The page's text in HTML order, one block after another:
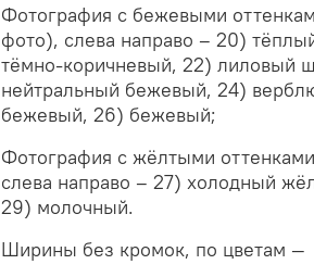
Фотография с бежевыми
фото), слева направо – 20)
тёмно-коричневый, 22) лиловый
нейтральный бежевый, 24)
бежевый, 26) бежевый;
Фотография с жёлтыми
слева направо – 27) холодный
29) молочный.
Ширины без кромок, по цветам —